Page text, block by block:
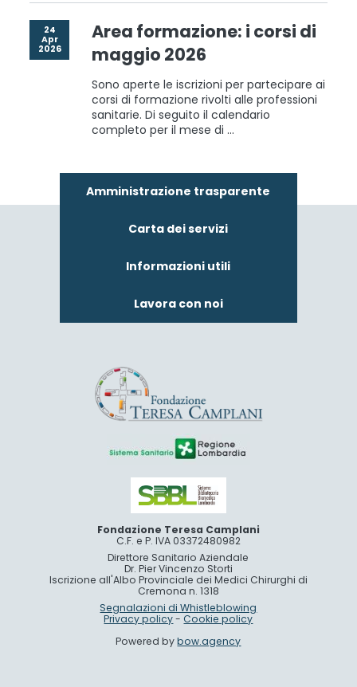
24
Apr
2026
Area formazione: i corsi di
maggio 2026
Sono aperte le iscrizioni per partecipare ai
corsi di formazione rivolti alle professioni
sanitarie. Di seguito il calendario
completo per il mese di ...
Amministrazione trasparente
Carta dei servizi
Informazioni utili
Lavora con noi
Fondazione Teresa Camplani
C.F. e P. IVA 03372480982
Direttore Sanitario Aziendale
Dr. Pier Vincenzo Storti
Iscrizione all'Albo Provinciale dei Medici Chirurghi di
Cremona n. 1318
Segnalazioni di Whistleblowing
Privacy policy-Cookie policy
Powered bybow.agency